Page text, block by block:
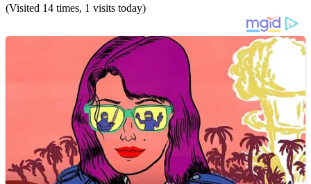
(Visited 14 times, 1 visits today)